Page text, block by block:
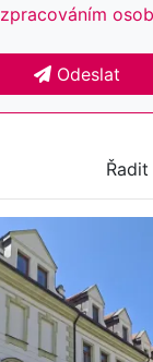
zpracováním
Odeslat